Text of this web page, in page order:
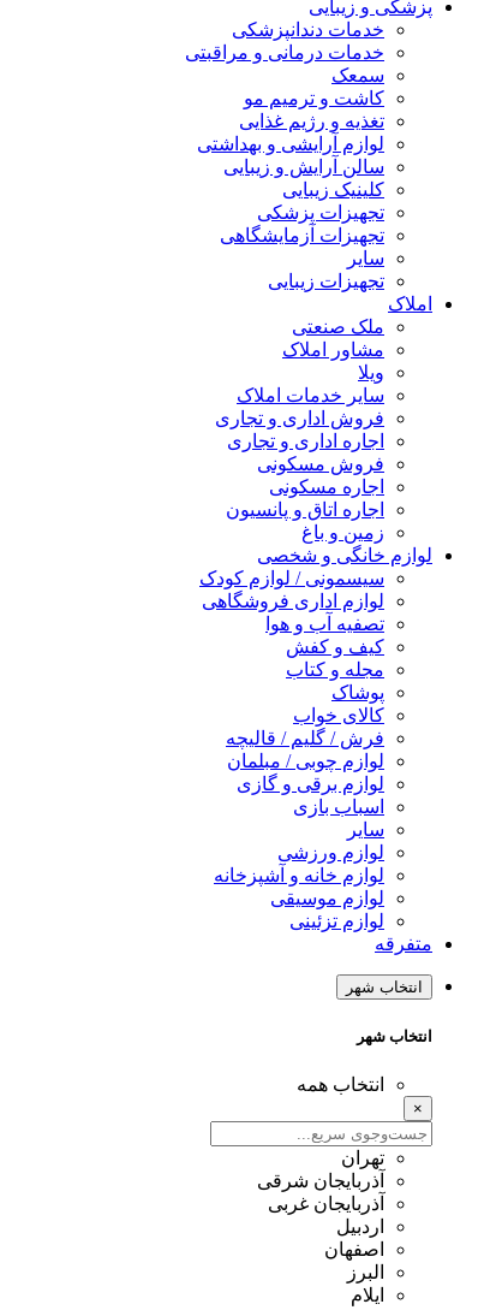
پزشکی و زیبایی
خدمات دندانپزشکی
خدمات درمانی و مراقبتی
سمعک
کاشت و ترمیم مو
تغذیه و رژیم غذایی
لوازم آرایشی و بهداشتی
سالن آرایش و زیبایی
کلینیک زیبایی
تجهیزات پزشکی
تجهیزات آزمایشگاهی
سایر
تجهیزات زیبایی
املاک
ملک صنعتی
مشاور املاک
ویلا
سایر خدمات املاک
فروش اداری و تجاری
اجاره اداری و تجاری
فروش مسکونی
اجاره مسکونی
اجاره اتاق و پانسیون
زمین و باغ
لوازم خانگی و شخصی
سیسمونی / لوازم کودک
لوازم اداری فروشگاهی
تصفیه آب و هوا
کیف و کفش
مجله و کتاب
پوشاک
کالای خواب
فرش / گلیم / قالیچه
لوازم چوبی / مبلمان
لوازم برقی و گازی
اسباب بازی
سایر
لوازم ورزشی
لوازم خانه و آشپزخانه
لوازم موسیقی
لوازم تزئینی
متفرقه
انتخاب شهر
انتخاب شهر
انتخاب همه
×
تهران
آذربایجان شرقی
آذربایجان غربی
اردبیل
اصفهان
البرز
ایلام